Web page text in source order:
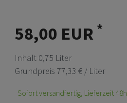
58,00 EUR *
Inhalt 0,75 Liter
Grundpreis 77,33 € / Liter
Sofort versandfertig, Lieferzeit 48h